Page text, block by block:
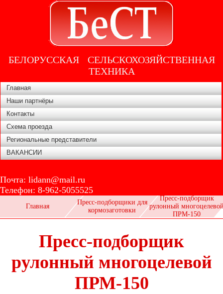
БЕЛОРУССКАЯ СЕЛЬСКОХОЗЯЙСТВЕННАЯ
ТЕХНИКА
Главная
Наши партнёры
Контакты
Схема проезда
Региональные представители
ВАКАНСИИ
Почта: lidann@mail.ru
Телефон: 8-962-5055525
Главная
Пресс-подборщики для
кормозаготовки
Пресс-подборщик
рулонный
ПРМ-150
Пресс-подборщик
рулонный многоцелевой
ПРМ-150